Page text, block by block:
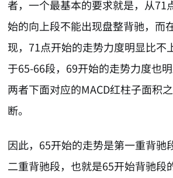
者，一个最基本的要求就是，从71
始的向上段不能出现盘整背驰，而
现，71点开始的走势力度明显比不
于65-66段，69开始的走势力度也
两者下面对应的MACD红柱子面积
断。
因此，65开始的走势是第一重背驰
二重背驰段，也就是65开始背驰段